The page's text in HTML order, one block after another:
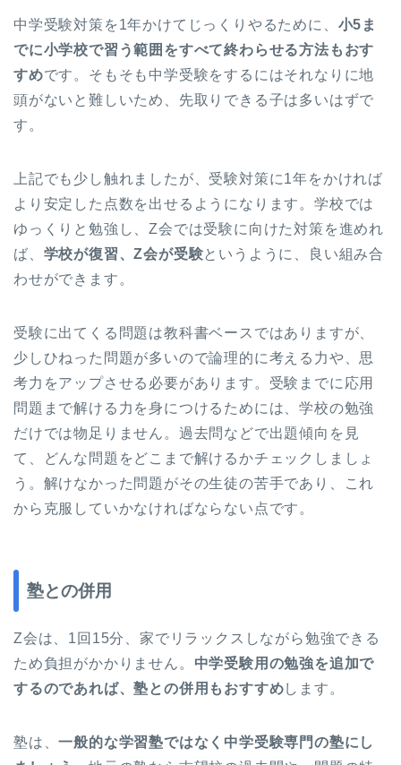
中学受験対策を1年かけてじっくりやるために、 小5ま
でに小学校で習う範囲をすべて終わらせる方法もおす
すめです。そもそも中学受験をするにはそれなりに地
頭がないと難しいため、先取りできる子は多いはずで
す。
上記でも少し触れましたが、受験対策に1年をかければ
より安定した点数を出せるようになります。学校では
ゆっくりと勉強し、Z会では受験に向けた対策を進めれ
ば、 学校が復習、Z会が受験というように、良い組み合
わせができます。
受験に出てくる問題は教科書ベースではありますが、
少しひねった問題が多いので論理的に考える力や、思
考力をアップさせる必要があります。受験までに応用
問題まで解ける力を身につけるためには、学校の勉強
だけでは物足りません。過去問などで出題傾向を見
て、どんな問題をどこまで解けるかチェックしましょ
う。解けなかった問題がその生徒の苦手であり、これ
から克服していかなければならない点です。
塾との併用
Z会は、1回15分、家でリラックスしながら勉強できる
ため負担がかかりません。 中学受験用の勉強を追加で
するのであれば、塾との併用もおすすめします。
塾は、一般的な学習塾ではなく中学受験専門の塾にし